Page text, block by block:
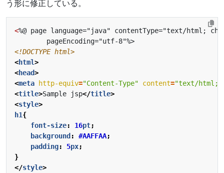
う形に修正している。
<
<!DOCTYPE html>
<html>
<head>
<meta http-equiv="Content-Type" content="text/html;
<title>Sample jsp</title>
<style>
h1{
font-size: 16pt;
background : #AAFFAA;
padding: 5px;
}
</style>